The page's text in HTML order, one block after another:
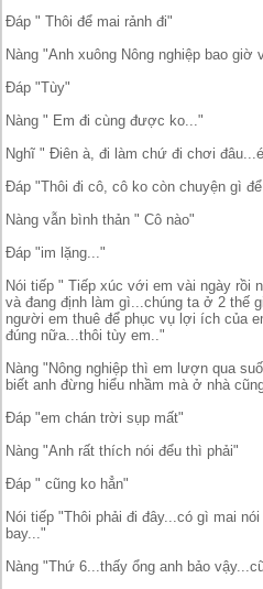
Đáp " Thôi để mai rảnh đi"
Nàng "Anh xuông Nông nghiệp bao giờ
Đáp "Tùy"
Nàng " Em đi cùng được ko..."
Nghĩ " Điên à, đi làm chứ đi chơi
Đáp "Thôi đi cô, cô ko còn chuyện gì
Nàng vẫn bình thản " Cô nào"
Đáp "im lặng..."
Nói tiếp " Tiếp xúc với em vài ngày rồi
và đang định làm gì...chúng ta ở 2 thế
người em thuê để phục vụ lợi ích của
đúng nữa...thôi tùy em.."
Nàng "Nông nghiệp thì em lượn qua
biết anh đừng hiểu nhầm mà ở nhà
Đáp "em chán trời sụp mất"
Nàng "Anh rất thích nói đểu thì phải"
Đáp " cũng ko hẳn"
Nói tiếp "Thôi phải đi đây...có gì mai
bay..."
Nàng "Thứ 6...thấy ổng anh bảo